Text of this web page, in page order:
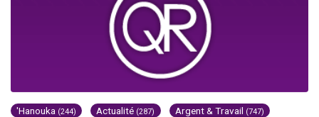
'Hanouka (244) Actualité (287) Argent & Travail (747)